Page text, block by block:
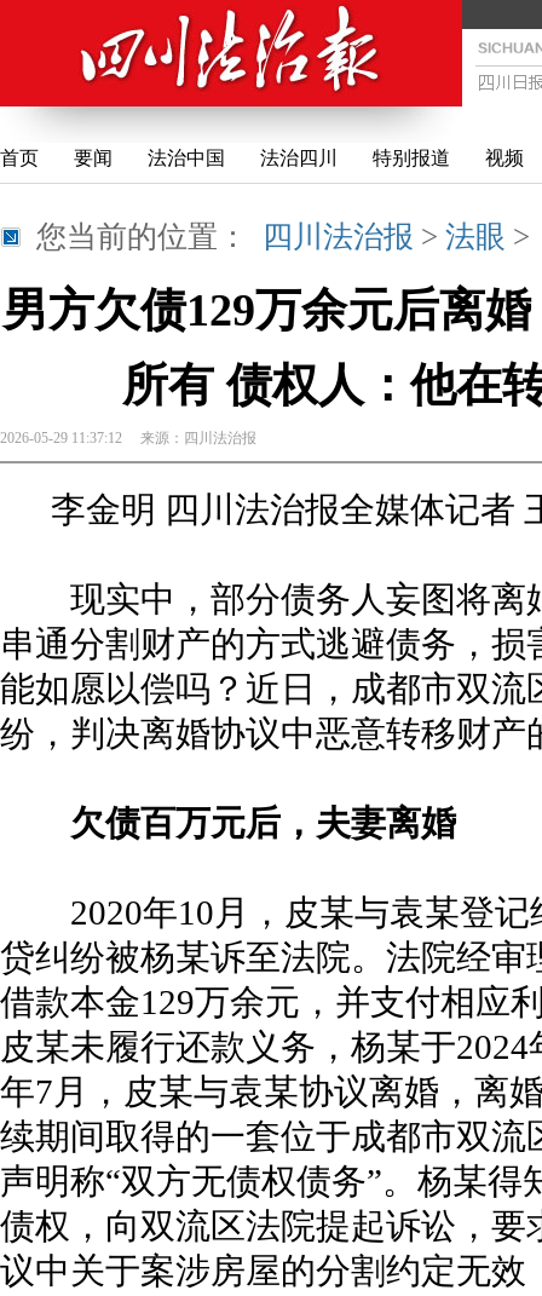
首页 要闻 法治中国 法治四川 特别报道 视频
您当前的位置： 四川法治报 > 法眼
男方欠债129万余元后离
所有 债权人：他在
2026-05-29 11:37:12 来源： 四川法治报
李金明 四川法治报全媒体记者
现实中，部分债务人妄图将离
串通分割财产的方式逃避债务，
能如愿以偿吗？近日，成都市双
纷，判决离婚协议中恶意转移财产
欠债百万元后，夫妻离婚
2020年10月，皮某与袁某登记
贷纠纷被杨某诉至法院。法院经
借款本金129万余元，并支付相应
皮某未履行还款义务，杨某于
年7月，皮某与袁某协议离婚，离
续期间取得的一套位于成都市双
声明称“双方无债权债务”。杨某
债权，向双流区法院提起诉讼，
议中关于案涉房屋的分割约定无